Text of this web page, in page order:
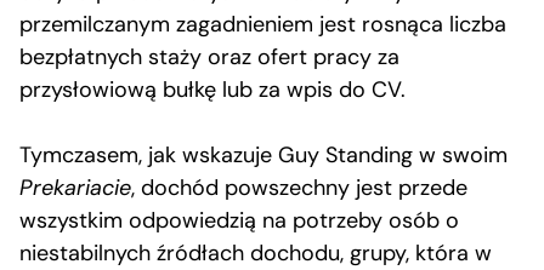
przemilczanym zagadnieniem jest rosnąca liczba
bezpłatnych staży oraz ofert pracy za
przysłowiową bułkę lub za wpis do CV.
Tymczasem, jak wskazuje Guy Standing w swoim
Prekariacie, dochód powszechny jest przede
wszystkim odpowiedzią na potrzeby osób o
niestabilnych źródłach dochodu, grupy, która w